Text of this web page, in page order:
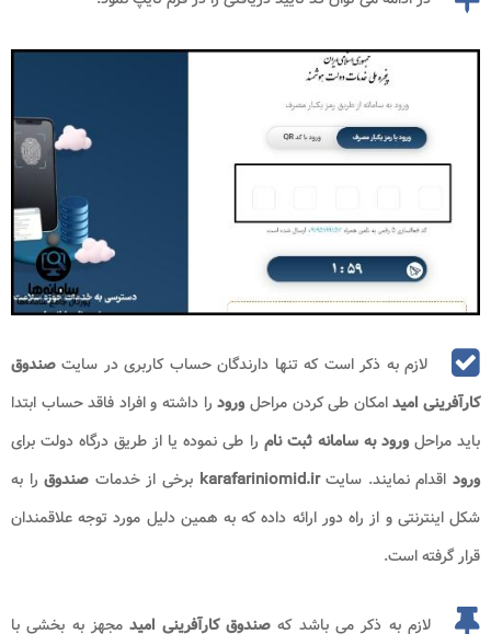
لازم به ذکر است که تنها دارندگان حساب کاربری در سایت صندوق
کارآفرینی امیدامکان طی کردن مراحل ورود را داشته و افراد فاقد حساب ابتدا
باید مراحلورود به سامانه ثبت نام را طی نموده یا از طریق درگاه دولت برای
ورود اقدام نمایند. سایتkarafariniomid.ir برخی از خدمات صندوق را به
شکل اینترنتی و از راه دور ارائه داده که به همین دلیل مورد توجه علاقمندان
قرار گرفته است.
لازم به ذکر می باشد که صندوق کارآفرینی امید مجهز به بخشی با